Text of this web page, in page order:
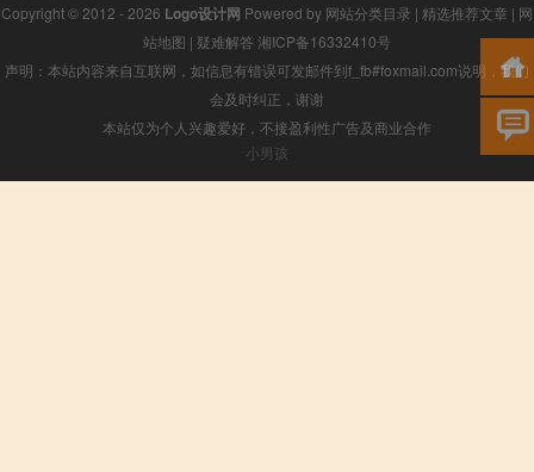
Copyright © 2012 - 2026 Logo设计网 Powered by 网站分类目录 | 精选推荐文章 | 网
站地图 | 疑难解答 湘ICP备16332410号
声明：本站内容来自互联网，如信息有错误可发邮件到f_fb#foxmail.com说明，我们
会及时纠正，谢谢
本站仅为个人兴趣爱好，不接盈利性广告及商业合作
小男孩